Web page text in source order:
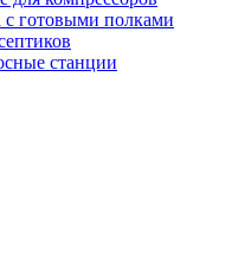
с готовыми полками
станции